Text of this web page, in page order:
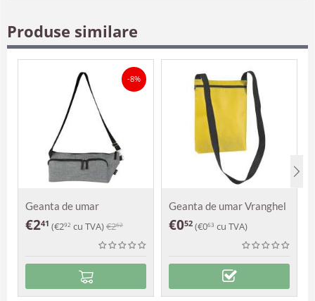
Produse similare
-8%
Geanta de umar
Alexandra
€241 (€292 cu TVA)€262
Geanta de umar Vranghel
€052 (€063 cu TVA)